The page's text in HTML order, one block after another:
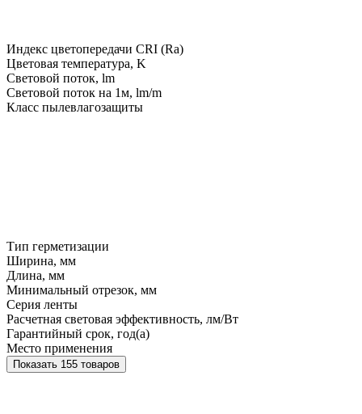
Индекс цветопередачи CRI (Ra)
Цветовая температура, K
Световой поток, lm
Световой поток на 1м, lm/m
Класс пылевлагозащиты
Тип герметизации
Ширина, мм
Длина, мм
Минимальный отрезок, мм
Серия ленты
Расчетная световая эффективность, лм/Вт
Гарантийный срок, год(а)
Место применения
Показать 155 товаров